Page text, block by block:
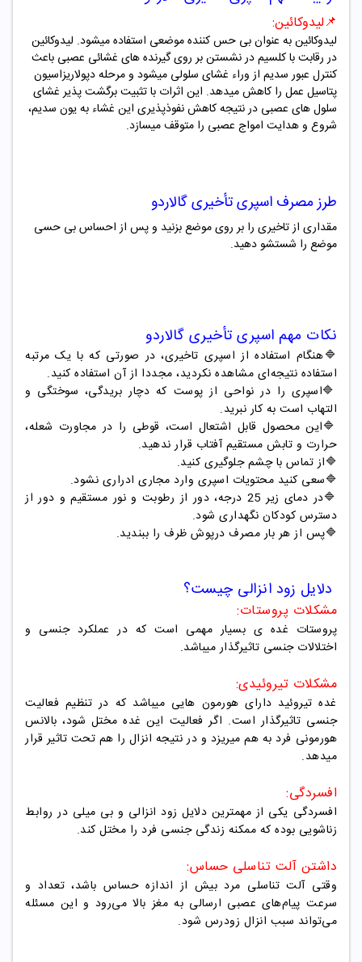
📌لیدوکائین:
لیدوکائین به عنوان بی حس کننده موضعی استفاده میشود. لیدوکائین
در رقابت با کلسیم در نشستن بر روی گیرنده های غشائی عصبی باعث
کنترل عبور سدیم از وراء غشای سلولی میشود و مرحله دپولاریزاسیون
پتاسیل عمل را کاهش میدهد. این اثرات با تثبیت برگشت پذیر غشای
سلول های عصبی در نتیجه کاهش نفوذپذیری این غشاء به یون سدیم،
شروع و هدایت امواج عصبی را متوقف میسازد.
طرز مصرف اسپری تأخیریگالاردو
مقداری از تاخیری را بر روی موضع بزنید و پس از احساس بی حسی
موضع را شستشو دهید.
نکات مهم اسپری تأخیری گالاردو
🔷هنگام استفاده از اسپری تاخیری، در صورتی که با یک مرتبه
استفاده نتیجه‌ای مشاهده نکردید، مجددا از آن استفاده کنید.
🔷اسپری را در نواحی از پوست که دچار بریدگی، سوختگی و
التهاب است به کار نبرید.
🔷این محصول قابل اشتعال است، قوطی را در مجاورت شعله،
حرارت و تابش مستقیم آفتاب قرار ندهید.
🔷از تماس با چشم جلوگیری کنید.
🔷سعی کنید محتویات اسپری وارد مجاری ادراری نشود.
🔷
در دمای زیر 25 درجه، دور از رطوبت و نور مستقیم و دور از
دسترس کودکان نگهداری شود.
🔷پس از هر بار مصرف درپوش ظرف را ببندید.
دلایل زود انزالی چیست؟
مشکلات پروستات:
پروستات غده ی بسیار مهمی است که در عملکرد جنسی و
اختلالات جنسی تاثیرگذار میباشد.
مشکلات تیروئیدی:
غده تیروئید دارای هورمون هایی میباشد که در تنظیم فعالیت
جنسی تاثیرگذار است. اگر فعالیت این غده مختل شود، بالانس
هورمونی فرد به هم میریزد و در نتیجه انزال را هم تحت تاثیر قرار
میدهد.
افسردگی:
افسردگی یکی از مهمترین دلایل زود انزالی و بی میلی در روابط
زناشویی بوده که ممکنه زندگی جنسی فرد را مختل کند.
داشتن آلت تناسلی حساس:
وقتی آلت تناسلی مرد بیش از اندازه حساس باشد، تعداد و
سرعت پیام‌های عصبی ارسالی به مغز بالا می‌رود و این مسئله
می‌تواند سبب انزال زودرس شود.